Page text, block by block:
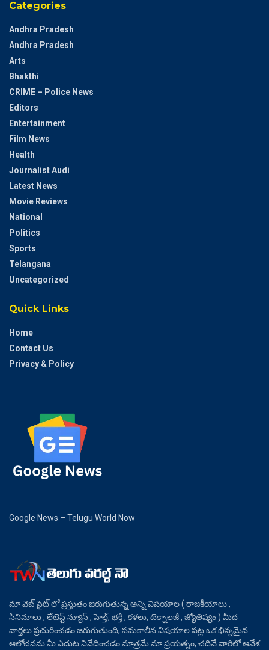
Categories
Andhra Pradesh
Andhra Pradesh
Arts
Bhakthi
CRIME – Police News
Editors
Entertainment
Film News
Health
Journalist Audi
Latest News
Movie Reviews
National
Politics
Sports
Telangana
Uncategorized
Quick Links
Home
Contact Us
Privacy & Policy
Google News – Telugu World Now
మా వెబ్ సైట్ లో ప్రస్తుతం జరుగుతున్న అన్ని విషయాల ( రాజకీయాలు ,
సినిమాలు , లేటెస్ట్ న్యూస్ , హెల్త్, భక్తి , కళలు, టెక్నాలజీ , జ్యోతిష్యం ) మీద
వార్తలు ప్రచురించడం జరుగుతుంది, సమకాలీన విషయాల పట్ల ఒక భిన్నమైన
ఆలోచనను మీ ఎదుట నివేదించడం మాత్రమే మా ప్రయత్నం, చదివే వారిలో ఆవేశ